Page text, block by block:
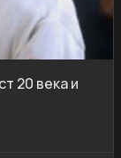
20 века и